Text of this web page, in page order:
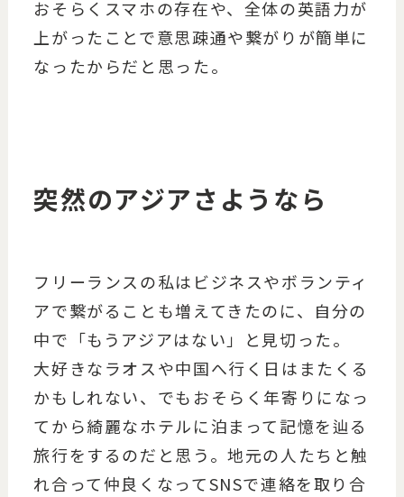
おそらくスマホの存在や、全体の英語力が
上がったことで意思疎通や繋がりが簡単に
なったからだと思った。
突然のアジアさようなら
フリーランスの私はビジネスやボランティ
アで繋がることも増えてきたのに、自分の
中で「もうアジアはない」と見切った。
大好きなラオスや中国へ行く日はまたくる
かもしれない、でもおそらく年寄りになっ
てから綺麗なホテルに泊まって記憶を辿る
旅行をするのだと思う。地元の人たちと触
れ合って仲良くなってSNSで連絡を取り合